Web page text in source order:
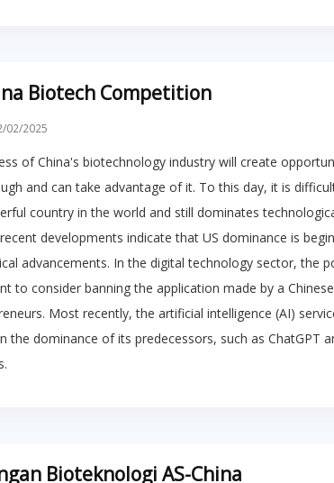
Biotech Competition
02/2025
of China's biotechnology industry will create
and can take advantage of it. To this day, it is
country in the world and still dominates
developments indicate that US dominance is
advancements. In the digital technology sector, the
to consider banning the application made by a
Most recently, the artificial intelligence (AI)
the dominance of its predecessors, such as ChatGPT
Bioteknologi AS-China